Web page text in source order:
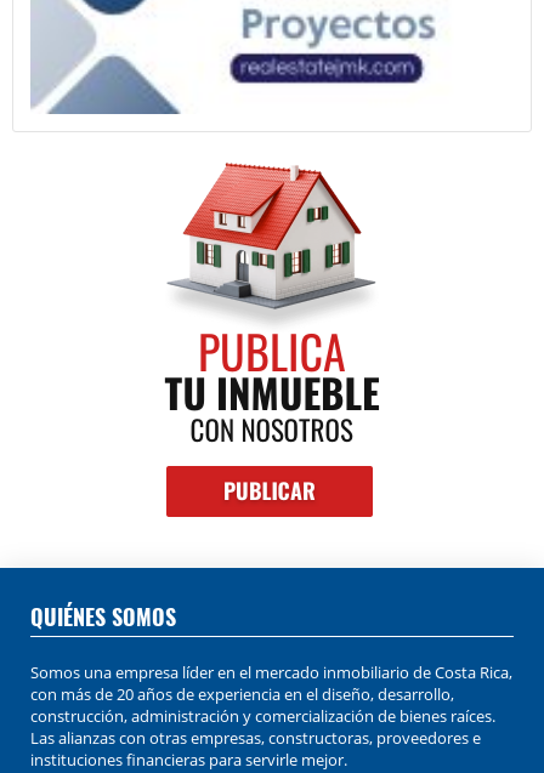
QUIÉNES SOMOS
Somos una empresa líder en el mercado inmobiliario de Costa Rica,
con más de 20 años de experiencia en el diseño, desarrollo,
construcción, administración y comercialización de bienes raíces.
Las alianzas con otras empresas, constructoras, proveedores e
instituciones financieras para servirle mejor.